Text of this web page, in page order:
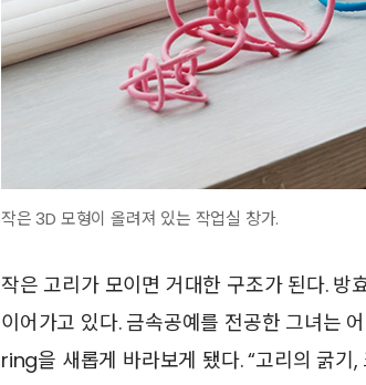
작은 3D 모형이 올려져 있는 작업실 창가.
작은 고리가 모이면 거대한 구조가 된다.
이어가고 있다. 금속공예를 전공한 그녀는
ring을 새롭게 바라보게 됐다. “고리의 굵